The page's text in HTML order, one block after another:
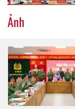
Ảnh